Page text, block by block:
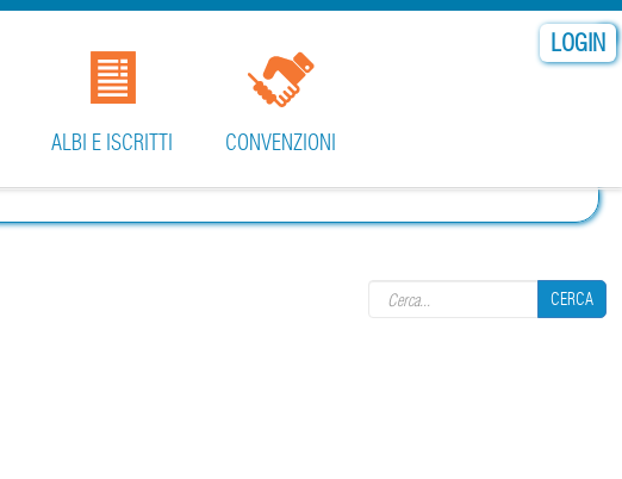
LOGIN
Search form
CERCA
ALBI E ISCRITTI
CONVENZIONI